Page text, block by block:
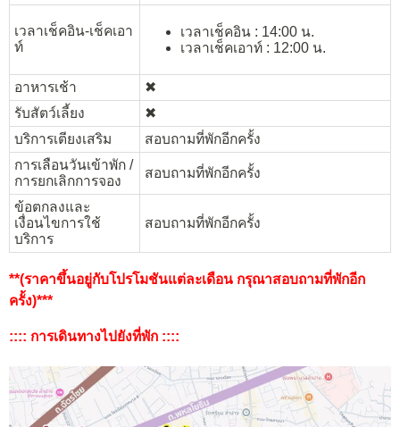
เวลาเช็คอิน-เช็คเอา
ท์
เวลาเช็คอิน : 14:00 น.
เวลาเช็คเอาท์ : 12:00 น.
อาหารเช้า
✖︎
รับสัตว์เลี้ยง
✖︎
บริการเตียงเสริม
สอบถามที่พักอีกครั้ง
การเลือนวันเข้าพัก /
การยกเลิกการจอง
สอบถามที่พักอีกครั้ง
ข้อตกลงและ
เงื่อนไขการใช้
บริการ
สอบถามที่พักอีกครั้ง
**(ราคาขึ้นอยู่กับโปรโมชันแต่ละเดือน กรุณาสอบถามที่พักอีก
ครั้ง)***
:::: การเดินทางไปยังที่พัก ::::